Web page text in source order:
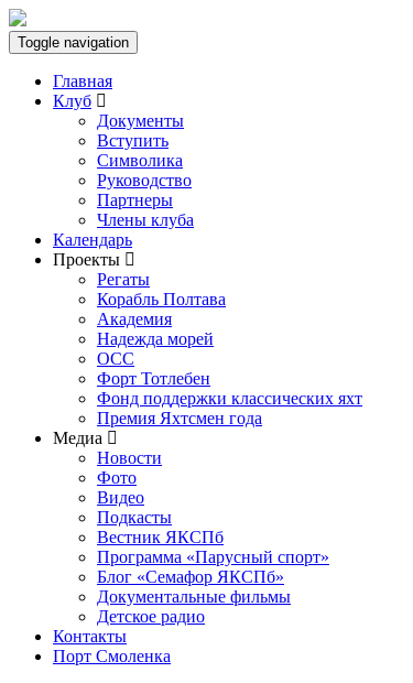
Toggle navigation
Главная
Клуб
Документы
Вступить
Символика
Руководство
Партнеры
Члены клуба
Календарь
Проекты
Регаты
Корабль Полтава
Академия
Надежда морей
ОСС
Форт Тотлебен
Фонд поддержки классических яхт
Премия Яхтсмен года
Медиа
Новости
Фото
Видео
Подкасты
Вестник ЯКСПб
Программа «Парусный спорт»
Блог «Семафор ЯКСПб»
Документальные фильмы
Детское радио
Контакты
Порт Смоленка